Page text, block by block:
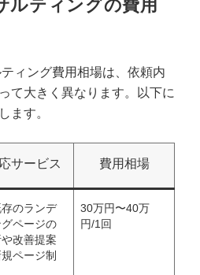
ルティングの費用
ィング費用相場は、依頼内
て大きく異なります。以下に
ます。
サービス 費用相場
存のランデ
グページの
改善提案
規ページ制
30万円〜40万
円/1回